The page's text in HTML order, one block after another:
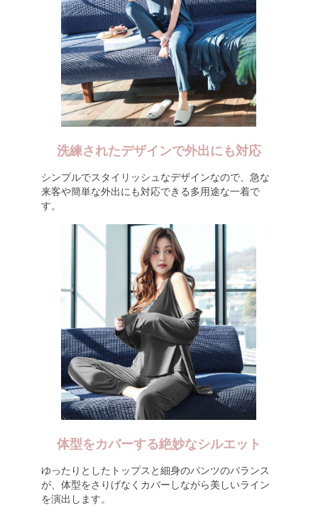
洗練されたデザインで外出にも対応
シンプルでスタイリッシュなデザインなので、急な
来客や簡単な外出にも対応できる多用途な一着で
す。
体型をカバーする絶妙なシルエット
ゆったりとしたトップスと細身のパンツのバランス
が、体型をさりげなくカバーしながら美しいライン
を演出します。